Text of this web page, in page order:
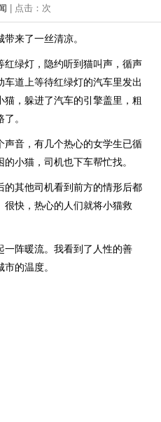
| 点击： 次
来了一丝清凉。
红绿灯，隐约听到猫叫声，循声
道上等待红绿灯的汽车里发出
，躲进了汽车的引擎盖里，粗
。
声音，有几个热心的女学生已循
小猫，司机也下车帮忙找。
的其他司机看到前方的情形后都
快，热心的人们就将小猫救
一阵暖流。我看到了人性的善
的温度。